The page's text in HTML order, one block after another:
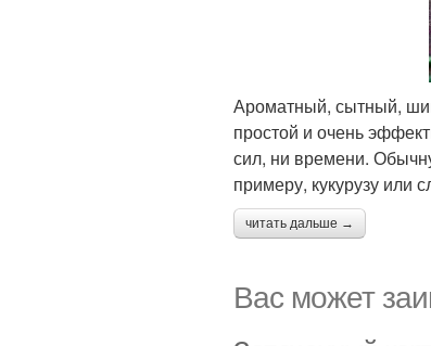
Ароматный, сытный,
простой и очень
сил, ни времени.
примеру, кукурузу или
читать дальше →
Вас может